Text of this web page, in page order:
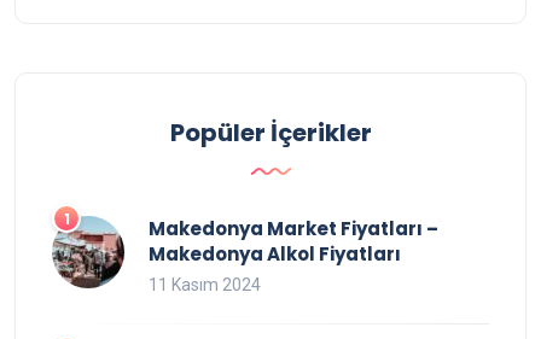
Popüler İçerikler
Makedonya Market Fiyatları –
Makedonya Alkol Fiyatları
11 Kasım 2024